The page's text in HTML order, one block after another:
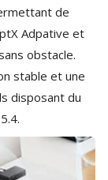
de
Adpative et
obstacle.
stable et une
disposant du